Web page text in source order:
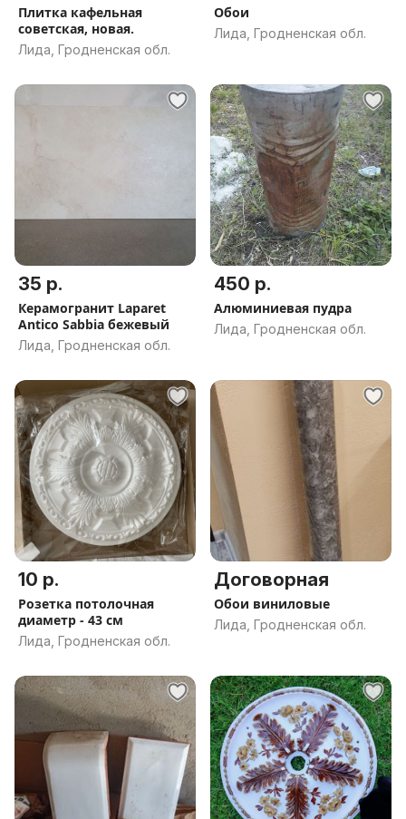
Плитка кафельная
советская, новая.
Лида, Гродненская обл.
Обои
Лида, Гродненская обл.
35 р.
Керамогранит Laparet
Antico Sabbia бежевый
Лида, Гродненская обл.
450 р.
Алюминиевая пудра
Лида, Гродненская обл.
10 р.
Розетка потолочная
диаметр - 43 см
Лида, Гродненская обл.
Договорная
Обои виниловые
Лида, Гродненская обл.